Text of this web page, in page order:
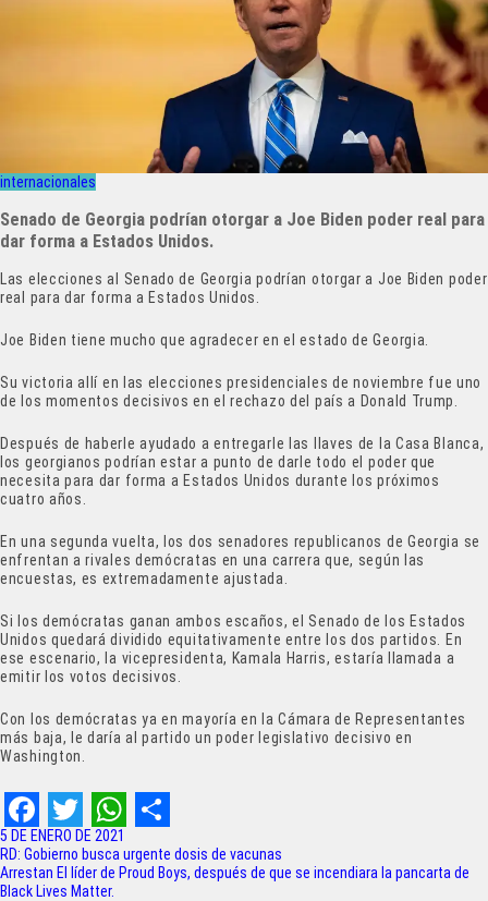
internacionales
Senado de Georgia podrían otorgar a Joe Biden poder real para
dar forma a Estados Unidos.
Las elecciones al Senado de Georgia podrían otorgar a Joe Biden poder
real para dar forma a Estados Unidos.
Joe Biden tiene mucho que agradecer en el estado de Georgia.
Su victoria allí en las elecciones presidenciales de noviembre fue uno
de los momentos decisivos en el rechazo del país a Donald Trump.
Después de haberle ayudado a entregarle las llaves de la Casa Blanca,
los georgianos podrían estar a punto de darle todo el poder que
necesita para dar forma a Estados Unidos durante los próximos
cuatro años.
En una segunda vuelta, los dos senadores republicanos de Georgia se
enfrentan a rivales demócratas en una carrera que, según las
encuestas, es extremadamente ajustada.
Si los demócratas ganan ambos escaños, el Senado de los Estados
Unidos quedará dividido equitativamente entre los dos partidos. En
ese escenario, la vicepresidenta, Kamala Harris, estaría llamada a
emitir los votos decisivos.
Con los demócratas ya en mayoría en la Cámara de Representantes
más baja, le daría al partido un poder legislativo decisivo en
Washington.
F
a
T
w
W
h
S
h
5 DE ENERO DE 2021
Navegación
de
RD: Gobierno busca urgente dosis de vacunas
Arrestan El líder de Proud Boys, después de que se incendiara la pancarta de
Black Lives Matter.